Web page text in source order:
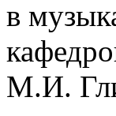
в
М.И.